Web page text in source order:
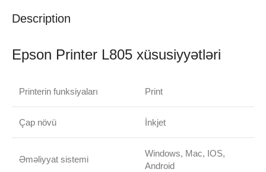
Description
Epson Printer L805 xüsusiyyətləri
Printerin funksiyaları Print
Çap növü İnkjet
Əməliyyat sistemi
Windows, Mac, IOS,
Android